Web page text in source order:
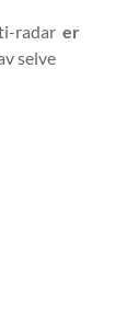
radarer
selve